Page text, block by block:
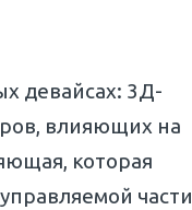
девайсах: 3Д-
влияющих на
которая
части